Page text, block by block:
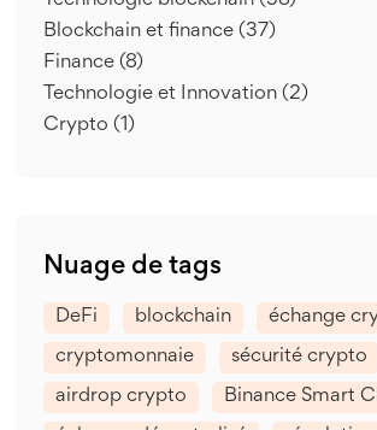
Blockchain et finance (37)
Finance (8)
Technologie et Innovation (2)
Crypto (1)
Nuage de tags
DeFi blockchain échange
cryptomonnaie sécurité crypto
airdrop crypto Binance Smart